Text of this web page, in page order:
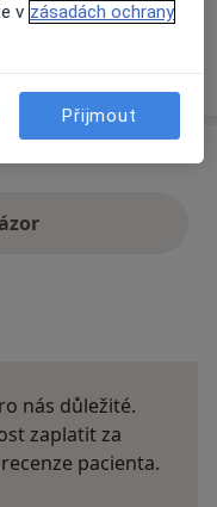
nás důležité.
zaplatit za
pacienta.
v zásadách ochrany
Přijmout